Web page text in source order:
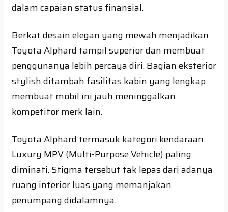
dalam capaian status finansial.
Berkat desain elegan yang mewah menjadikan
Toyota Alphard tampil superior dan membuat
penggunanya lebih percaya diri. Bagian eksterior
stylish ditambah fasilitas kabin yang lengkap
membuat mobil ini jauh meninggalkan
kompetitor merk lain.
Toyota Alphard termasuk kategori kendaraan
Luxury MPV (Multi-Purpose Vehicle) paling
diminati. Stigma tersebut tak lepas dari adanya
ruang interior luas yang memanjakan
penumpang didalamnya.